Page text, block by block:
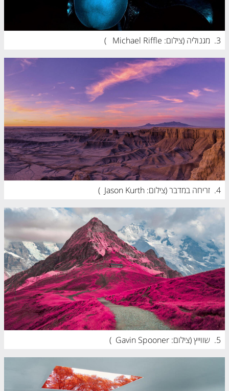
3. מגנוליה (צילום: Michael Riffle )
4. זריחה במדבר (צילום: Jason Kurth )
5. שווייץ (צילום: Gavin Spooner )